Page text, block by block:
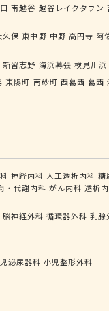
南越谷 越谷レイクタウン
久保 東中野 中野 高円寺 阿
新習志野 海浜幕張 検見川浜
東陽町 南砂町 西葛西 葛西
神経内科 人工透析内科 糖
・代謝内科 がん内科 透析
脳神経外科 循環器外科 乳腺
泌尿器科 小児整形外科